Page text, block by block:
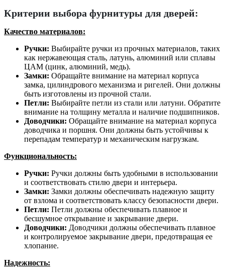
Критерии выбора фурнитуры для дверей:
Качество материалов:
Ручки: Выбирайте ручки из прочных материалов, таких
как нержавеющая сталь, латунь, алюминий или сплавы
ЦАМ (цинк, алюминий, медь).
Замки: Обращайте внимание на материал корпуса
замка, цилиндрового механизма и ригелей. Они должны
быть изготовлены из прочной стали.
Петли: Выбирайте петли из стали или латуни. Обратите
внимание на толщину металла и наличие подшипников.
Доводчики: Обращайте внимание на материал корпуса
доводчика и поршня. Они должны быть устойчивы к
перепадам температур и механическим нагрузкам.
Функциональность:
Ручки: Ручки должны быть удобными в использовании
и соответствовать стилю двери и интерьера.
Замки: Замки должны обеспечивать надежную защиту
от взлома и соответствовать классу безопасности двери.
Петли: Петли должны обеспечивать плавное и
бесшумное открывание и закрывание двери.
Доводчики: Доводчики должны обеспечивать плавное
и контролируемое закрывание двери, предотвращая ее
хлопание.
Надежность: